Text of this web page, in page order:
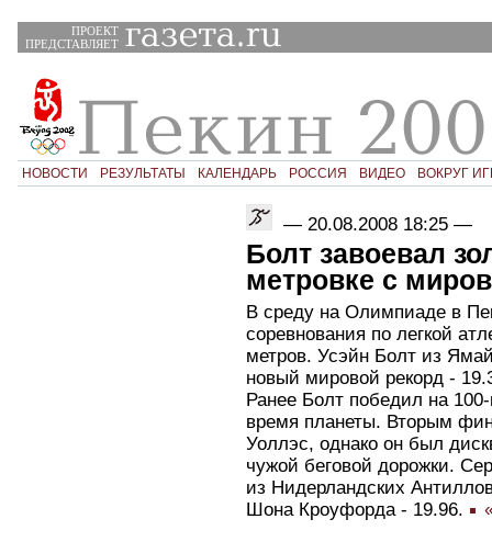
ПРОЕКТ
ПРЕДСТАВЛЯЕТ
НОВОСТИ РЕЗУЛЬТАТЫ КАЛЕНДАРЬ РОССИЯ ВИДЕО ВОКРУГ
— 20.08.2008 18:25 —
Болт завоевал
метровке с
В среду на Олимпиаде в
соревнования по легкой
метров. Усэйн Болт из
новый мировой рекорд -
Ранее Болт победил на
время планеты. Вторым
Уоллэс, однако он был
чужой беговой дорожки.
из Нидерландских
Шона Кроуфорда - 19.96.